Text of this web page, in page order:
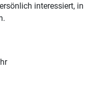
interessiert, in